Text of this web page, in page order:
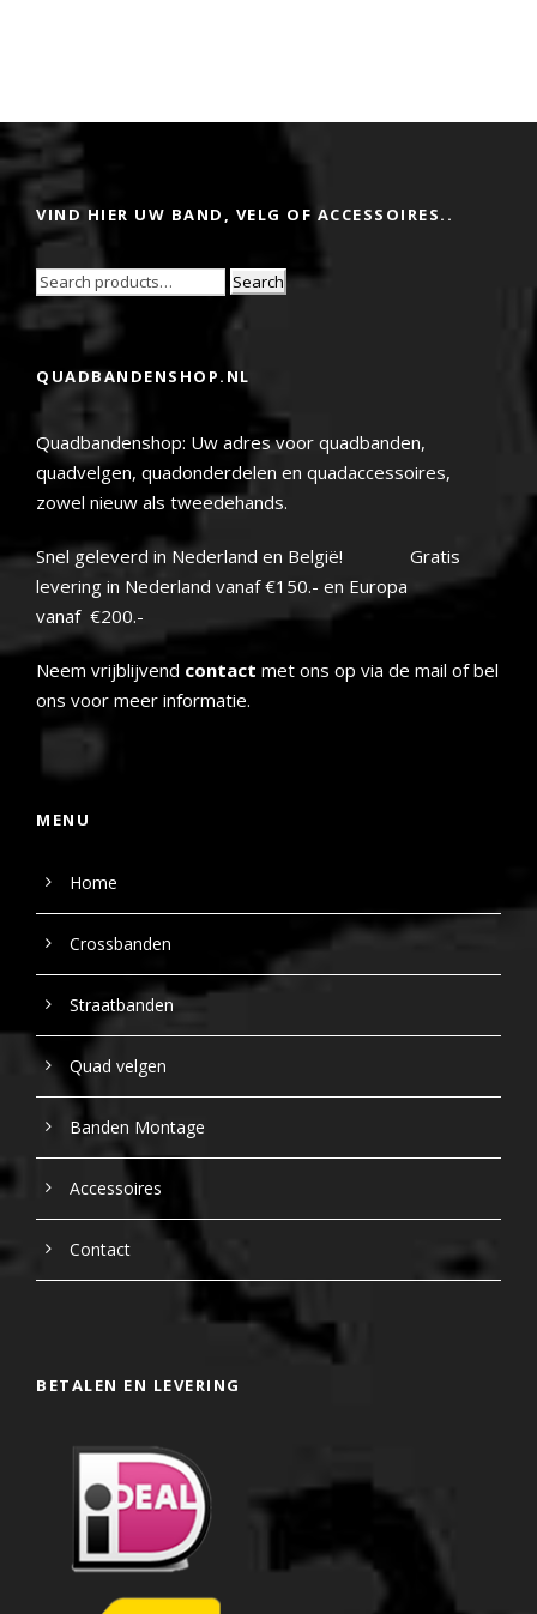
VIND HIER UW BAND, VELG OF ACCESSOIRES..
Search
QUADBANDENSHOP.NL
Quadbandenshop: Uw adres voor quadbanden,
quadvelgen, quadonderdelen en quadaccessoires,
zowel nieuw als tweedehands.
Snel geleverd in Nederland en België! Gratis
levering in Nederland vanaf €150.- en Europa
vanaf €200.-
Neem vrijblijvend contact met ons op via de mail of bel
ons voor meer informatie.
MENU
Home
Crossbanden
Straatbanden
Quad velgen
Banden Montage
Accessoires
Contact
BETALEN EN LEVERING